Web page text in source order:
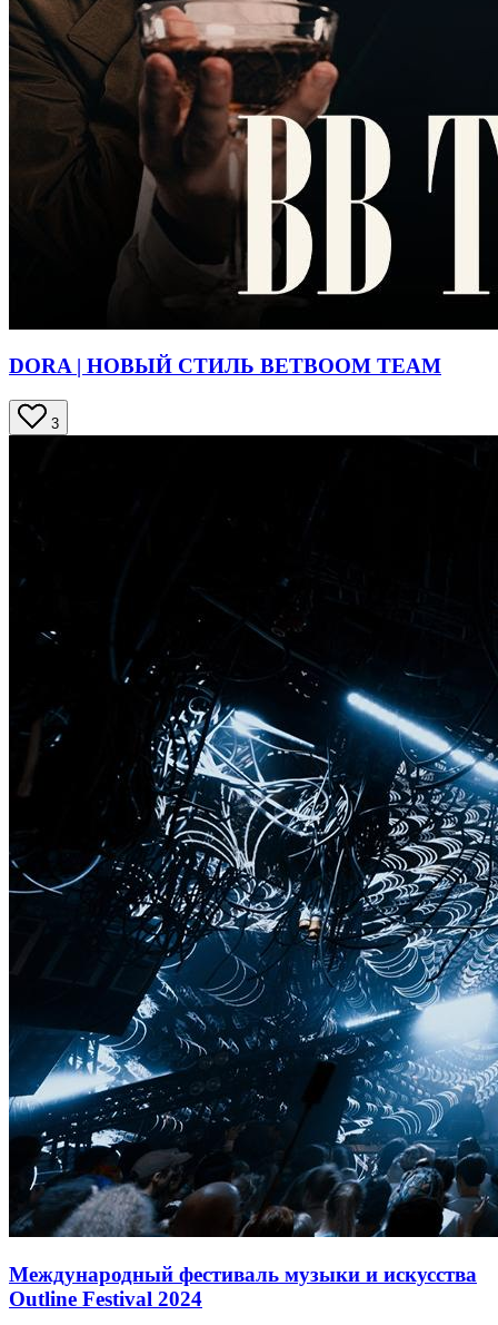
DORA | НОВЫЙ СТИЛЬ BETBOOM TEAM
3
Международный фестиваль музыки и искусства
Outline Festival 2024